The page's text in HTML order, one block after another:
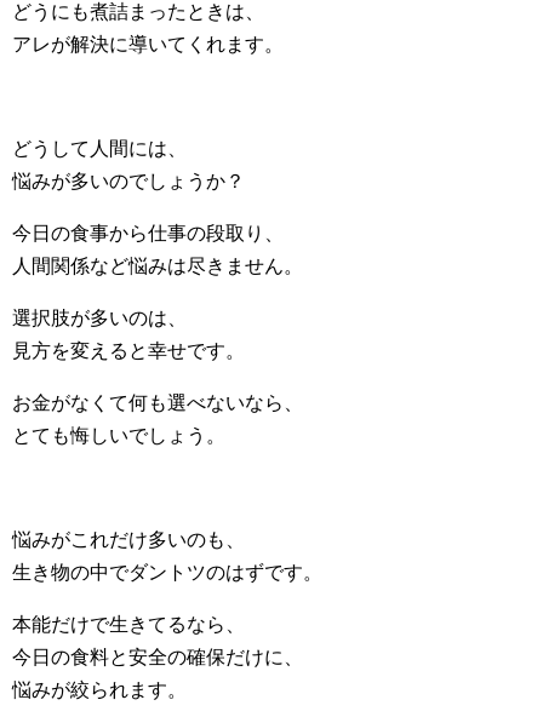
どうにも煮詰まったときは、
アレが解決に導いてくれます。
どうして人間には、
悩みが多いのでしょうか？
今日の食事から仕事の段取り、
人間関係など悩みは尽きません。
選択肢が多いのは、
見方を変えると幸せです。
お金がなくて何も選べないなら、
とても悔しいでしょう。
悩みがこれだけ多いのも、
生き物の中でダントツのはずです。
本能だけで生きてるなら、
今日の食料と安全の確保だけに、
悩みが絞られます。